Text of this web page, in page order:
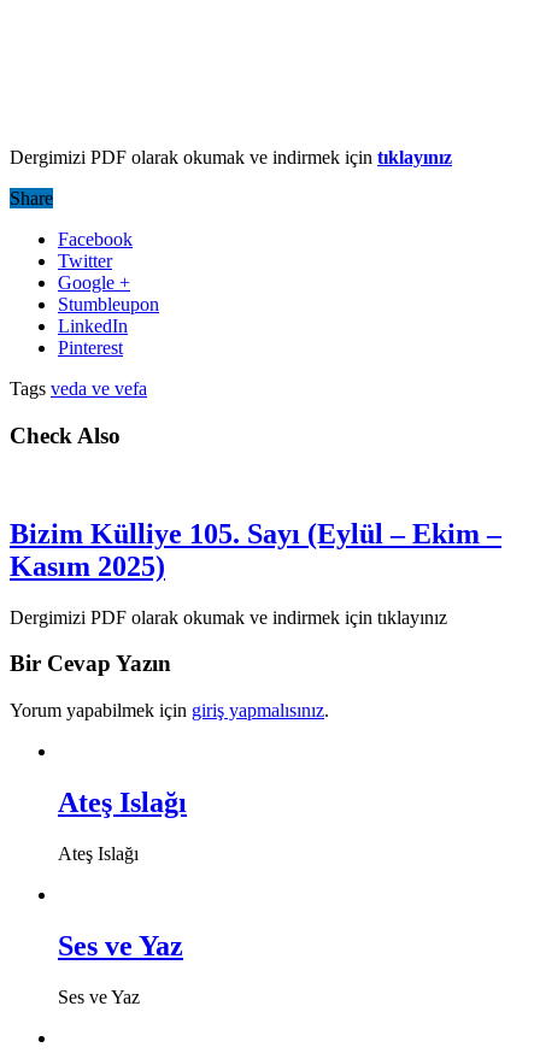
Dergimizi PDF olarak okumak ve indirmek için tıklayınız
Share
Facebook
Twitter
Google +
Stumbleupon
LinkedIn
Pinterest
Tags veda ve vefa
Check Also
Bizim Külliye 105. Sayı (Eylül – Ekim –
Kasım 2025)
Dergimizi PDF olarak okumak ve indirmek için tıklayınız
Bir Cevap Yazın
Yorum yapabilmek için giriş yapmalısınız.
Ateş Islağı
Ateş Islağı
Ses ve Yaz
Ses ve Yaz